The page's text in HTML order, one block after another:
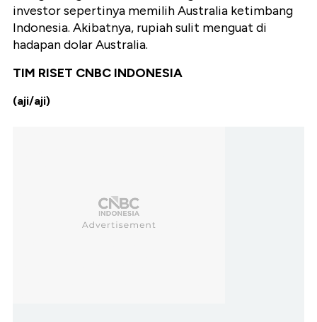
investor sepertinya memilih Australia ketimbang
Indonesia. Akibatnya, rupiah sulit menguat di
hadapan dolar Australia.
TIM RISET CNBC INDONESIA
(aji/aji)